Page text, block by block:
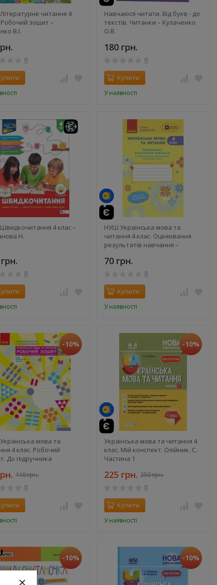
читання 4
Робочий зошит –
В.І.
0
Навчаюся читати. Від букв - до
текстів. Читанки – Кулаченко
О.В.
180 грн.
0
Купити
У наявності
4 клас –
Н.
0
НУШ Українська мова та
читання 4 клас. Оцінювання
результатів навчання –
70 грн.
0
Купити
У наявності
-10%
мова та
4 клас. Робочий
До підручника
2 110 грн.
0
-10%
Українська мова та читання 4
клас. Мій конспект. Олійник. С.
Частина 1
225 грн. 250 грн.
0
Купити
У наявності
-10% -10%